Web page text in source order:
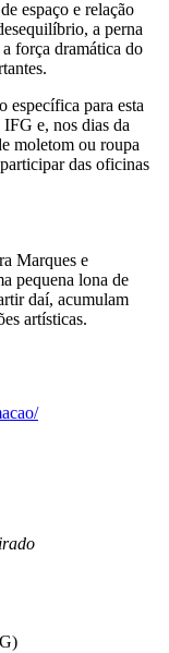
espaço e relação
a perna
força dramática do
específica para esta
e, nos dias da
moletom ou roupa
das oficinas
Marques e
pequena lona de
daí, acumulam
artísticas.